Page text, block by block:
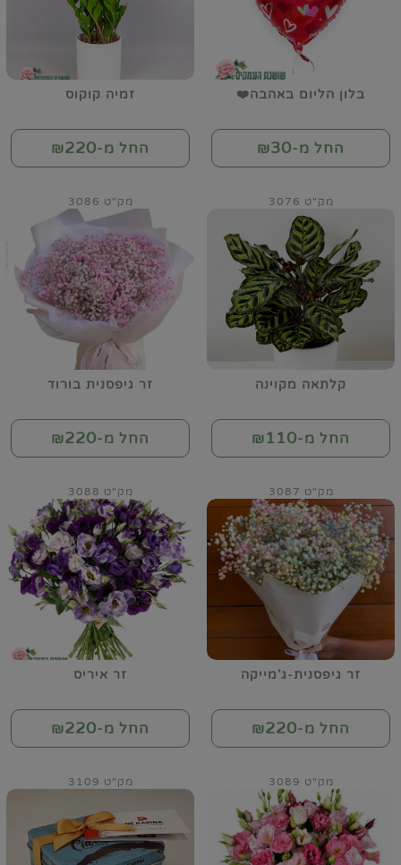
בלון הליום באהבה❤️
החל מ-₪30
זמיה קוקוס
החל מ-₪220
קלתאה מקוינה
מק"ט 3076
החל מ-₪110
זר גיפסנית בורוד
מק"ט 3086
החל מ-₪220
זר גיפסנית-ג'מייקה
מק"ט 3087
החל מ-₪220
זר איריס
מק"ט 3088
החל מ-₪220
מק"ט 3089 מק"ט 3109